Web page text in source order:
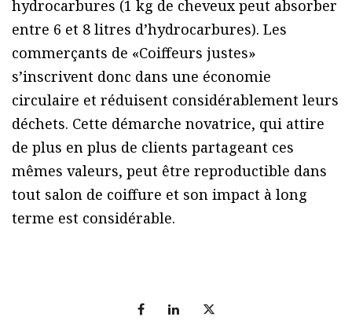
hydrocarbures (1 kg de cheveux peut absorber
entre 6 et 8 litres d’hydrocarbures). Les
commerçants de «Coiffeurs justes»
s’inscrivent donc dans une économie
circulaire et réduisent considérablement leurs
déchets. Cette démarche novatrice, qui attire
de plus en plus de clients partageant ces
mêmes valeurs, peut être reproductible dans
tout salon de coiffure et son impact à long
terme est considérable.